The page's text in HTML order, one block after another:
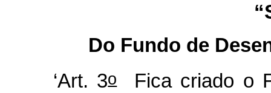
Do Fundo de
‘Art. 3oFica criado o